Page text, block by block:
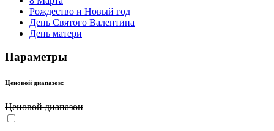
Рождество и Новый год
День Святого Валентина
День матери
Параметры
Ценовой диапазон:
Ценовой диапазон